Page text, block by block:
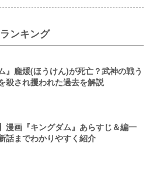
ンキング
』龐煖(ほうけん)が死亡？武神の戦う
殺され攫われた過去を解説
漫画『キングダム』あらすじ＆編一
話までわかりやすく紹介